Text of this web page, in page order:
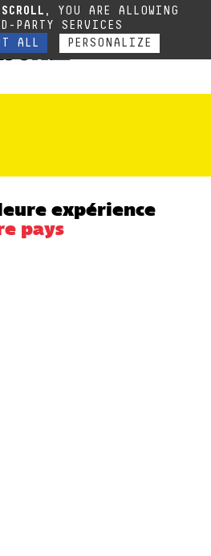
notre ligne téléphonique est temporairement
par mail ou par les formulaires.
Contact
expérience
pays
YOU ARE ALLOWING
PARTY SERVICES
ALL
PERSONALIZE